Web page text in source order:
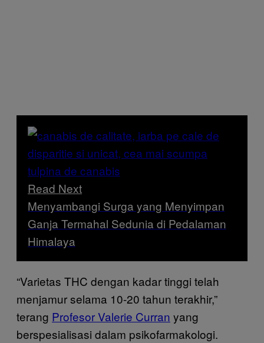
Read Next
Menyambangi Surga yang Menyimpan
Ganja Termahal Sedunia di Pedalaman
Himalaya
“Varietas THC dengan kadar tinggi telah
menjamur selama 10-20 tahun terakhir,”
terang Profesor Valerie Curran yang
berspesialisasi dalam psikofarmakologi.